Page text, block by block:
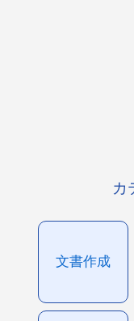
カ
文書作成